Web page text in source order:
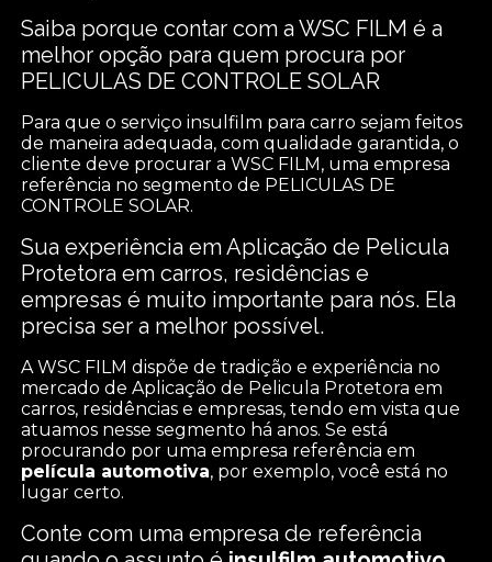
Saiba porque contar com a WSC FILM é a
melhor opção para quem procura por
PELICULAS DE CONTROLE SOLAR
Para que o serviço insulfilm para carro sejam feitos
de maneira adequada, com qualidade garantida, o
cliente deve procurar a WSC FILM, uma empresa
referência no segmento de PELICULAS DE
CONTROLE SOLAR.
Sua experiência em Aplicação de Pelicula
Protetora em carros, residências e
empresas é muito importante para nós. Ela
precisa ser a melhor possível.
A WSC FILM dispõe de tradição e experiência no
mercado de Aplicação de Pelicula Protetora em
carros, residências e empresas, tendo em vista que
atuamos nesse segmento há anos. Se está
procurando por uma empresa referência em
película automotiva, por exemplo, você está no
lugar certo.
Conte com uma empresa de referência